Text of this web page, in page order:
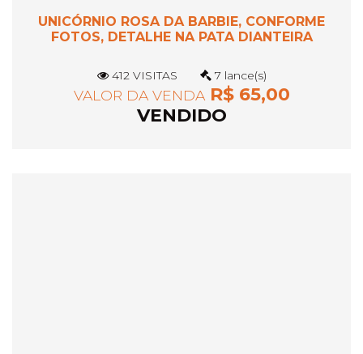
UNICÓRNIO ROSA DA BARBIE, CONFORME
FOTOS, DETALHE NA PATA DIANTEIRA
412 VISITAS 7 lance(s)
VALOR DA VENDAR$ 65,00
VENDIDO